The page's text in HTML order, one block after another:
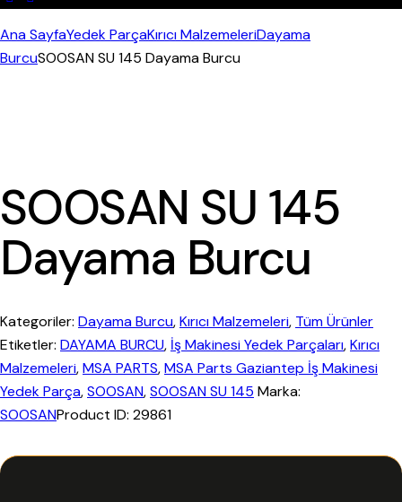
Ana SayfaYedek ParçaKırıcı MalzemeleriDayama
BurcuSOOSAN SU 145 Dayama Burcu
SOOSAN SU 145
Dayama Burcu
Kategoriler: Dayama Burcu,Kırıcı Malzemeleri, Tüm Ürünler
Etiketler: DAYAMA BURCU, İş Makinesi Yedek Parçaları,Kırıcı
Malzemeleri,MSA PARTS,MSA Parts Gaziantep İş Makinesi
Yedek Parça,SOOSAN,SOOSAN SU 145 Marka:
SOOSANProduct ID: 29861